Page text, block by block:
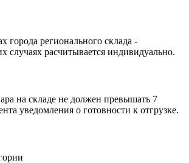
города регионального склада -
случаях расчитывается индивидуально.
на складе не должен превышать 7
уведомления о готовности к отгрузке.